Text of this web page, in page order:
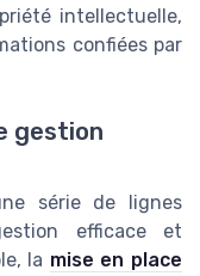
intellectuelle,
confiées par
gestion
série de lignes
efficace et
la mise en place